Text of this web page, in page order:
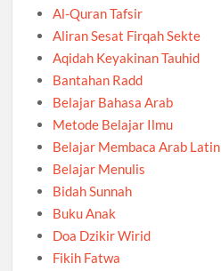
Al-Quran Tafsir
Aliran Sesat Firqah Sekte
Aqidah Keyakinan Tauhid
Bantahan Radd
Belajar Bahasa Arab
Metode Belajar Ilmu
Belajar Membaca Arab Latin
Belajar Menulis
Bidah Sunnah
Buku Anak
Doa Dzikir Wirid
Fikih Fatwa